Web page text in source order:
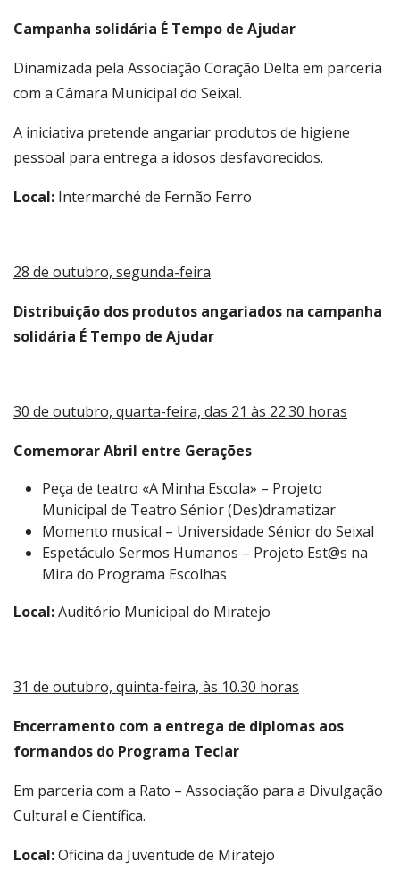
Campanha solidária É Tempo de Ajudar
Dinamizada pela Associação Coração Delta em parceria
com a Câmara Municipal do Seixal.
A iniciativa pretende angariar produtos de higiene
pessoal para entrega a idosos desfavorecidos.
Local: Intermarché de Fernão Ferro
28 de outubro, segunda-feira
Distribuição dos produtos angariados na campanha
solidária É Tempo de Ajudar
30 de outubro, quarta-feira, das 21 às 22.30 horas
Comemorar Abril entre Gerações
Peça de teatro «A Minha Escola» – Projeto
Municipal de Teatro Sénior (Des)dramatizar
Momento musical – Universidade Sénior do Seixal
Espetáculo Sermos Humanos – Projeto Est@s na
Mira do Programa Escolhas
Local:Auditório Municipal do Miratejo
31 de outubro, quinta-feira, às 10.30 horas
Encerramento com a entrega de diplomas aos
formandos do Programa Teclar
Em parceria com a Rato – Associação para a Divulgação
Cultural e Científica.
Local:Oficina da Juventude de Miratejo